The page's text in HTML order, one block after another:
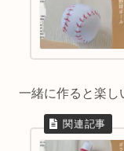
一緒に作ると楽し